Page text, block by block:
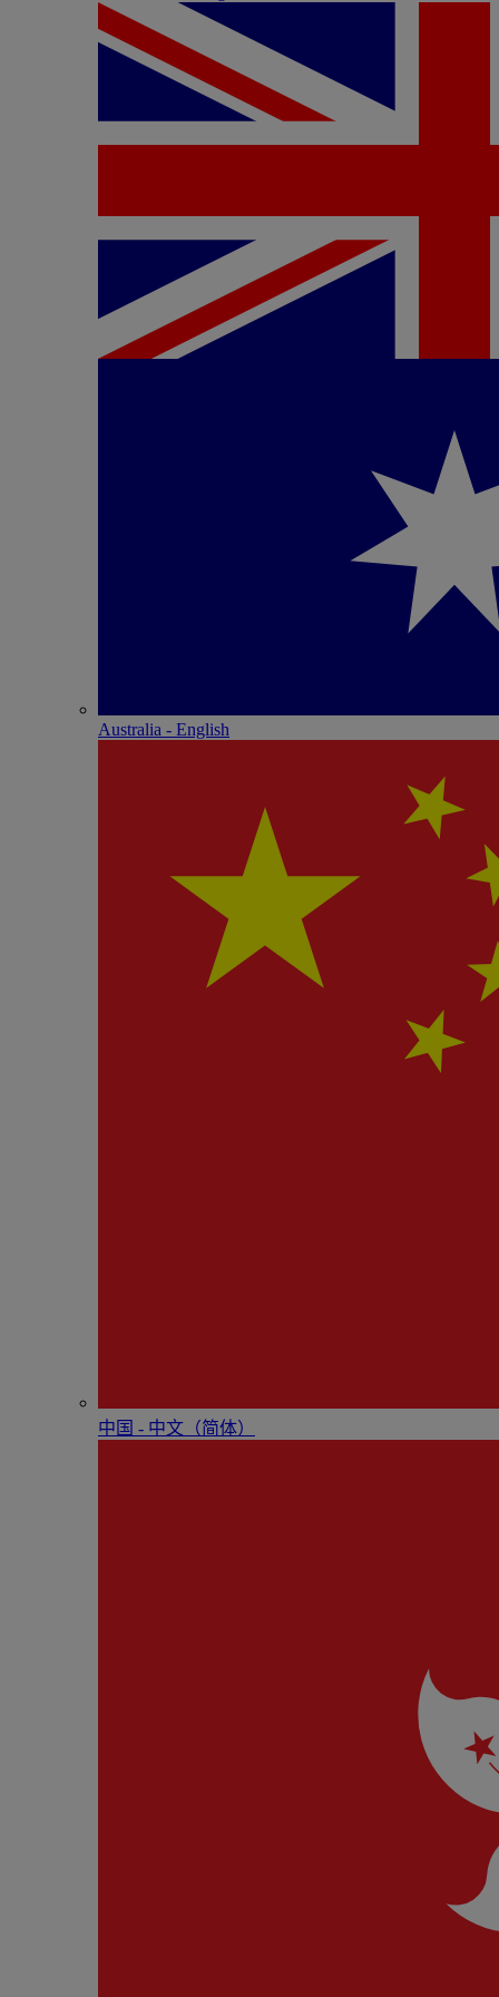
Australia - English
中国 - 中⽂（简体）